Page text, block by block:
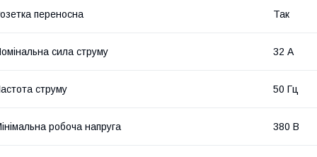
переносна Так
сила струму 32 А
струму 50 Гц
робоча напруга 380 В